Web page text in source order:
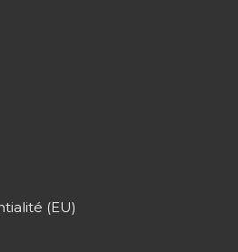
(EU)